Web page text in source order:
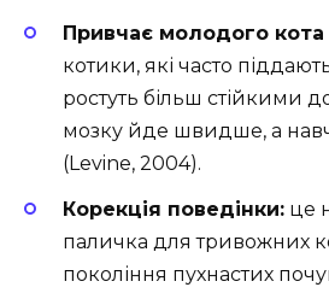
Привчає молодого кота
котики, які часто
ростуть більш стійкими
мозку йде швидше, а
(Levine, 2004).
Корекція поведінки: це
паличка для тривожних
покоління пухнастих